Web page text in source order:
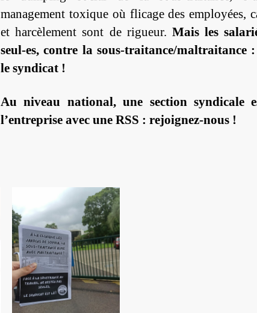
management toxique où flicage des employées,
et harcèlement sont de rigueur. Mais les
seul-es, contre la sous-traitance/maltraitance
le syndicat !
Au niveau national, une section syndicale
l’entreprise avec une RSS : rejoignez-nous !